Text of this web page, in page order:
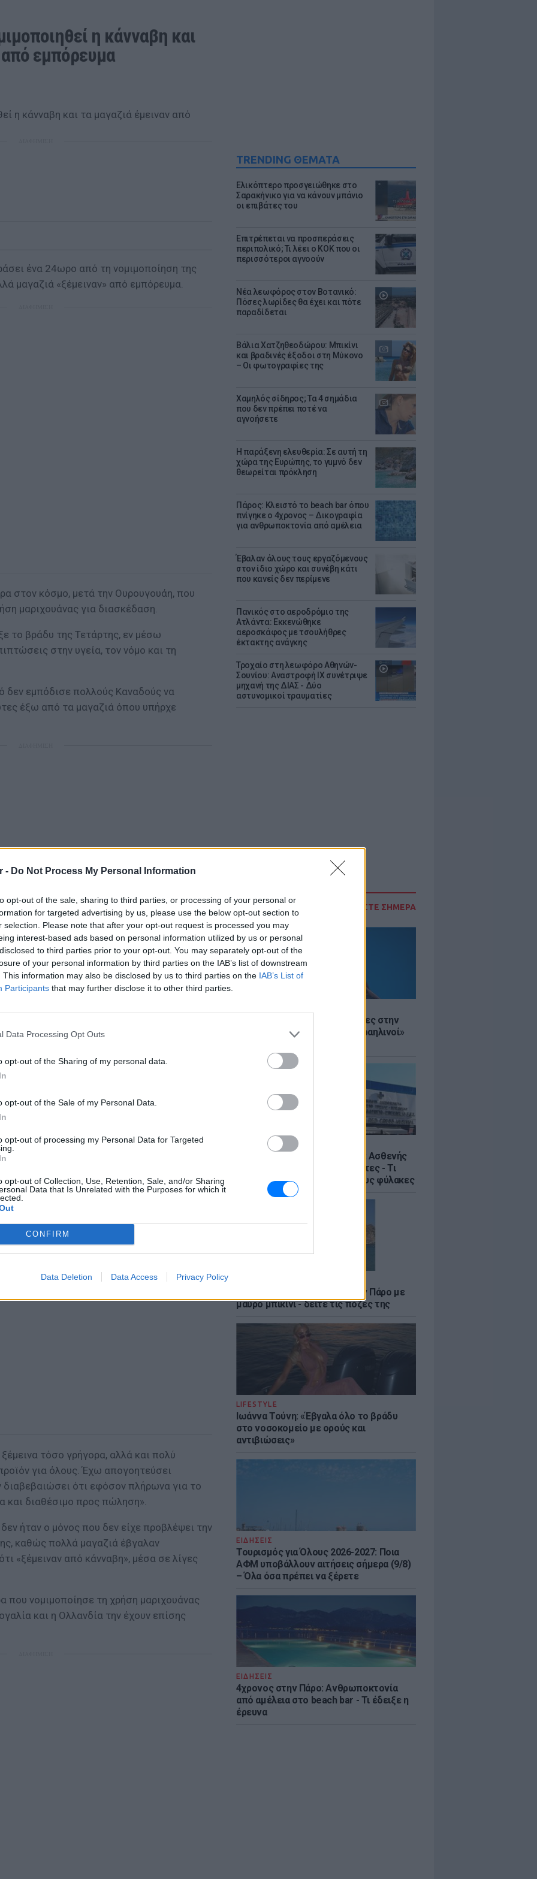
- Do Not Process My Personal Information
opt-out of the sale, sharing to third parties, or processing of your personal or
for targeted advertising by us, please use the below opt-out section to
selection. Please note that after your opt-out request is processed you may
interest-based ads based on personal information utilized by us or personal
to third parties prior to your opt-out. You may separately opt-out of the
of your personal information by third parties on the IAB’s list of downstream
This information may also be disclosed by us to third parties on the IAB’s List of
Participants that may further disclose it to other third parties.
Data Processing Opt Outs
opt-out of the Sharing of my personal data.
opt-out of the Sale of my Personal Data.
opt-out of processing my Personal Data for Targeted
opt-out of Collection, Use, Retention, Sale, and/or Sharing
Data that Is Unrelated with the Purposes for which it
CONFIRM
Data Deletion Data Access Privacy Policy
TRENDING ΘΕΜΑΤΑ
Ελικόπτερο προσγειώθηκε στο
Σαρακήνικο για να κάνουν μπάνιο
οι επιβάτες του
Επιτρέπεται να προσπεράσεις
περιπολικό; Τι λέει ο ΚΟΚ που οι
περισσότεροι αγνοούν
Νέα λεωφόρος στον Βοτανικό:
Πόσες λωρίδες θα έχει και πότε
παραδίδεται
Βάλια Χατζηθεοδώρου: Μπικίνι
και βραδινές έξοδοι στη Μύκονο
– Οι φωτογραφίες της
Χαμηλός σίδηρος; Τα 4 σημάδια
που δεν πρέπει ποτέ να
αγνοήσετε
Η παράξενη ελευθερία: Σε αυτή τη
χώρα της Ευρώπης, το γuμνό δεν
θεωρείται πρόκληση
Πάρος: Κλειστό το beach bar όπου
πνίγηκε ο 4χρονος – Δικογραφία
για ανθρωποκτονία από αμέλεια
Έβαλαν όλους τους εργαζόμενους
στον ίδιο χώρο και συνέβη κάτι
που κανείς δεν περίμενε
Πανικός στο αεροδρόμιο της
Ατλάντα: Εκκενώθηκε
αεροσκάφος με τσουλήθρες
έκτακτης ανάγκης
Τροχαίο στη λεωφόρο Αθηνών-
Σουνίου: Αναστροφή ΙΧ συνέτριψε
μηχανή της ΔΙΑΣ - Δύο
αστυνομικοί τραυματίες
ΔΙΑΒΑΣΤΕ ΣΗΜΕΡΑ
Ισραηλινό ΥΠΕΞ προς τουρίστες στην
Ελλάδα: «Κρύψτε ότι είστε Ισραηλινοί»
ΕΙΔΗΣΕΙΣ
Επίθεση στον Ερυθρό Σταυρό: Ασθενής
χτύπησε νοσηλεύτρια σε πόρτες - Τι
καταγγέλλει η ΠΟΕΔΗΝ για τους φύλακες
Η Γαρυφαλλιά Καληφώνη στην Πάρο με
μαύρο μπικίνι - δείτε τις πόζες της
LIFESTYLE
Ιωάννα Τούνη: «Έβγαλα όλο το βράδυ
στο νοσοκομείο με ορούς και
αντιβιώσεις»
ΕΙΔΗΣΕΙΣ
Τουρισμός για Όλους 2026-2027: Ποια
ΑΦΜ υποβάλλουν αιτήσεις σήμερα (9/8)
– Όλα όσα πρέπει να ξέρετε
ΕΙΔΗΣΕΙΣ
4χρονος στην Πάρο: Ανθρωποκτονία
από αμέλεια στο beach bar - Τι έδειξε η
έρευνα
η κάνναβη και
από εμπόρευμα
ένα 24ωρο από τη νομιμοποίηση της
μαγαζιά «ξέμειναν» από εμπόρευμα.
στον κόσμο, μετά την Ουρουγουάη, που
μαριχουάνας για διασκέδαση.
το βράδυ της Τετάρτης, εν μέσω
στην υγεία, τον νόμο και τη
δεν εμπόδισε πολλούς Καναδούς να
έξω από τα μαγαζιά όπου υπήρχε
άνοιξα στις 12 τα μεσάνυχτα το μαγαζί
κάνναβη, είτε το πιστεύετε είτε όχι»,
πωλητές κάνναβης στους CBC News,
τίποτα να προβλέψει την τεράστια
στους πολίτες.
τόσο γρήγορα, αλλά και πολύ
για όλους. Έχω απογοητεύσει
ότι εφόσον πλήρωνα για το
και διαθέσιμο προς πώληση».
ήταν ο μόνος που δεν είχε προβλέψει την
καθώς πολλά μαγαζιά έβγαλαν
«ξέμειναν από κάνναβη», μέσα σε λίγες
νομιμοποίησε τη χρήση μαριχουάνας
και η Ολλανδία την έχουν επίσης